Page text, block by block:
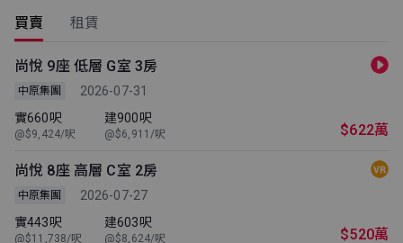
買賣 租賃
尚悅 9座 低層 G室 3房
中原集團
2026-07-31
實660呎
@$9,424/呎
建900呎
@$6,911/呎 $622萬
尚悅 8座 高層 C室 2房
中原集團
2026-07-27
實443呎
@$11,738/呎
建603呎
@$8,624/呎 $520萬